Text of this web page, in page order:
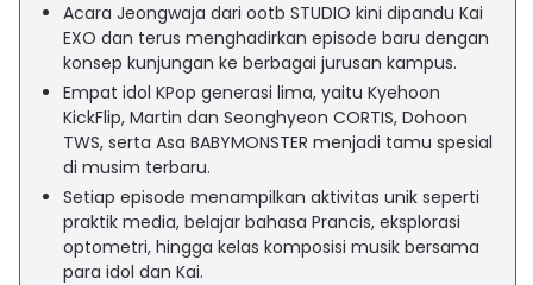
Acara Jeongwaja dari ootb STUDIO kini dipandu Kai
EXO dan terus menghadirkan episode baru dengan
konsep kunjungan ke berbagai jurusan kampus.
Empat idol KPop generasi lima, yaitu Kyehoon
KickFlip, Martin dan Seonghyeon CORTIS, Dohoon
TWS, serta Asa BABYMONSTER menjadi tamu spesial
di musim terbaru.
Setiap episode menampilkan aktivitas unik seperti
praktik media, belajar bahasa Prancis, eksplorasi
optometri, hingga kelas komposisi musik bersama
para idol dan Kai.